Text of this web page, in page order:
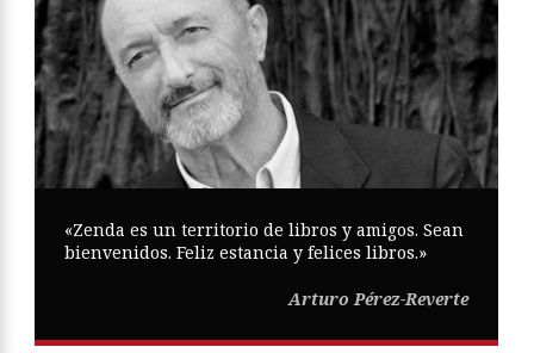
«Zenda es un territorio de libros y amigos. Sean
bienvenidos. Feliz estancia y felices libros.»
Arturo Pérez-Reverte